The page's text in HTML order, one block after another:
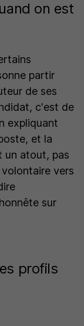
on est
partir
de ses
c'est de
expliquant
et la
un atout, pas
vers
sur
profils